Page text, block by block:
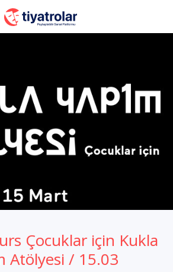
Çocuklar için Kukla
Atölyesi / 15.03